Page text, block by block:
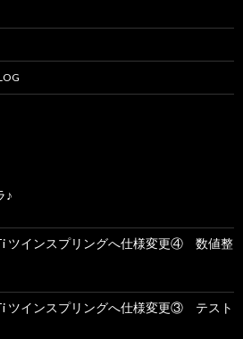
♪
ツインスプリングへ仕様変更④ 数値整
ツインスプリングへ仕様変更③ テスト